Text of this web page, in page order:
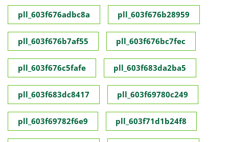
pll_603f676adbc8a pll_603f676b28959
pll_603f676b7af55 pll_603f676bc7fec
pll_603f676c5fafe pll_603f683da2ba5
pll_603f683dc8417 pll_603f69780c249
pll_603f69782f6e9 pll_603f71d1b24f8